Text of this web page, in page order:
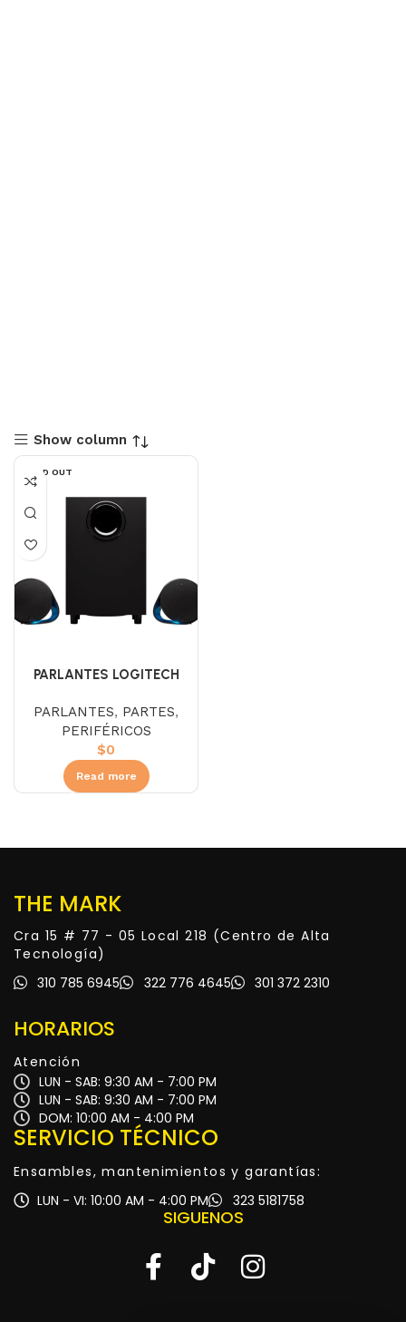
Show column
SOLD OUT
PARLANTES LOGITECH
PARLANTES, PARTES,
PERIFÉRICOS
$0
Read more
THE MARK
Cra 15 # 77 - 05 Local 218 (Centro de Alta
Tecnología)
310 785 6945
322 776 4645 301 372 2310
HORARIOS
Atención
LUN - SAB: 9:30 AM - 7:00 PM
LUN - SAB: 9:30 AM - 7:00 PM
DOM: 10:00 AM - 4:00 PM
SERVICIO TÉCNICO
Ensambles, mantenimientos y garantías:
LUN - VI: 10:00 AM - 4:00 PM
323 5181758
SIGUENOS